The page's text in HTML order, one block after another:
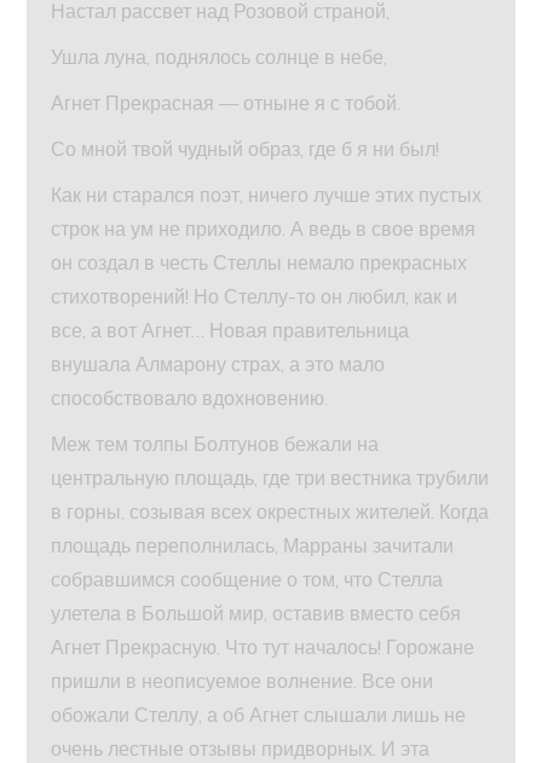
Настал рассвет над Розовой страной,
Ушла луна, поднялось солнце в небе,
Агнет Прекрасная — отныне я с тобой.
Со мной твой чудный образ, где б я ни был!
Как ни старался поэт, ничего лучше этих пустых
строк на ум не приходило. А ведь в свое время
он создал в честь Стеллы немало прекрасных
стихотворений! Но Стеллу-то он любил, как и
все, а вот Агнет… Новая правительница
внушала Алмарону страх, а это мало
способствовало вдохновению.
Меж тем толпы Болтунов бежали на
центральную площадь, где три вестника трубили
в горны, созывая всех окрестных жителей. Когда
площадь переполнилась, Марраны зачитали
собравшимся сообщение о том, что Стелла
улетела в Большой мир, оставив вместо себя
Агнет Прекрасную. Что тут началось! Горожане
пришли в неописуемое волнение. Все они
обожали Стеллу, а об Агнет слышали лишь не
очень лестные отзывы придворных. И эта